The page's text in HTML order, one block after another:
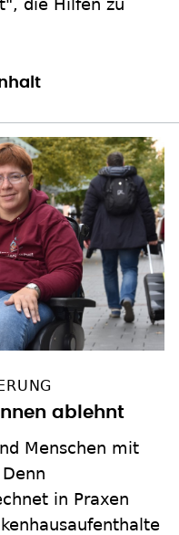
die Hilfen zu
ablehnt
Menschen mit
in Praxen